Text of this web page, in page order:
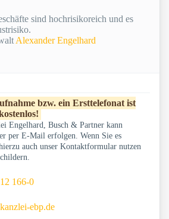
sind hochrisikoreich und es
Alexander Engelhard
bzw. ein Ersttelefonat ist
Engelhard, Busch & Partner kann
per E-Mail erfolgen. Wenn Sie es
auch unser Kontaktformular nutzen
166-0
ebp.de